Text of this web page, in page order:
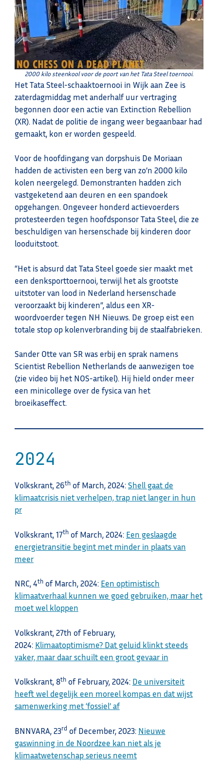
2000 kilo steenkool voor de poort van het Tata Steel toernooi.
Het Tata Steel-schaaktoernooi in Wijk aan Zee is
zaterdagmiddag met anderhalf uur vertraging
begonnen door een actie van Extinction Rebellion
(XR). Nadat de politie de ingang weer begaanbaar had
gemaakt, kon er worden gespeeld.
Voor de hoofdingang van dorpshuis De Moriaan
hadden de activisten een berg van zo’n 2000 kilo
kolen neergelegd. Demonstranten hadden zich
vastgeketend aan deuren en een spandoek
opgehangen. Ongeveer honderd actievoerders
protesteerden tegen hoofdsponsor Tata Steel, die ze
beschuldigen van hersenschade bij kinderen door
looduitstoot.
“Het is absurd dat Tata Steel goede sier maakt met
een denksporttoernooi, terwijl het als grootste
uitstoter van lood in Nederland hersenschade
veroorzaakt bij kinderen”, aldus een XR-
woordvoerder tegen NH Nieuws. De groep eist een
totale stop op kolenverbranding bij de staalfabrieken.
Sander Otte van SR was erbij en sprak namens
Scientist Rebellion Netherlands de aanwezigen toe
(zie video bij het NOS-artikel). Hij hield onder meer
een minicollege over de fysica van het
broeikaseffect.
2024
Volkskrant, 26th of March, 2024:Shell gaat de
klimaatcrisis niet verhelpen, trap niet langer in hun
pr
Volkskrant, 17th of March, 2024: Een geslaagde
energietransitie begint met minder in plaats van
meer
NRC, 4th of March, 2024: Een optimistisch
klimaatverhaal kunnen we goed gebruiken, maar het
moet wel kloppen
Volkskrant, 27th of February,
2024: Klimaatoptimisme? Dat geluid klinkt steeds
vaker, maar daar schuilt een groot gevaar in
Volkskrant, 8th of February, 2024: De universiteit
heeft wel degelijk een moreel kompas en dat wijst
samenwerking met ‘fossiel’ af
BNNVARA, 23rd of December, 2023: Nieuwe
gaswinning in de Noordzee kan niet als je
klimaatwetenschap serieus neemt